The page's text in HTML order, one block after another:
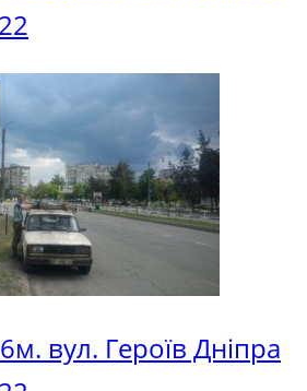
вул. Героїв Дніпра